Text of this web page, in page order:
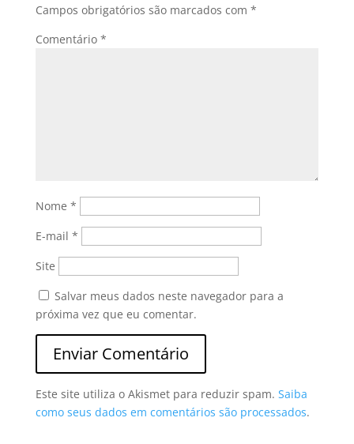
Campos obrigatórios são marcados com *
Comentário *
Nome *
E-mail *
Site
Salvar meus dados neste navegador para a
próxima vez que eu comentar.
Este site utiliza o Akismet para reduzir spam. Saiba
como seus dados em comentários são processados.